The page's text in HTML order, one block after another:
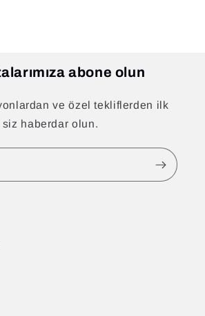
abone olun
ve özel tekliflerden ilk
siz haberdar olun.